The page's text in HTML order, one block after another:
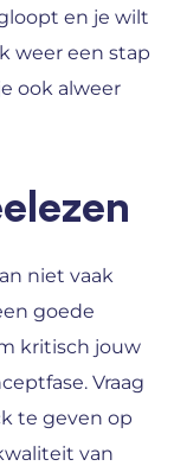
en je wilt
weer een stap
ook alweer
niet vaak
goede
kritisch jouw
Vraag
te geven op
van